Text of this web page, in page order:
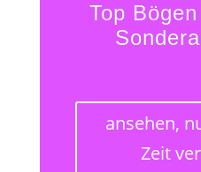
Top
ansehen,
Zeit